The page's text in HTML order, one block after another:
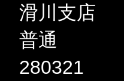
川支店
普通